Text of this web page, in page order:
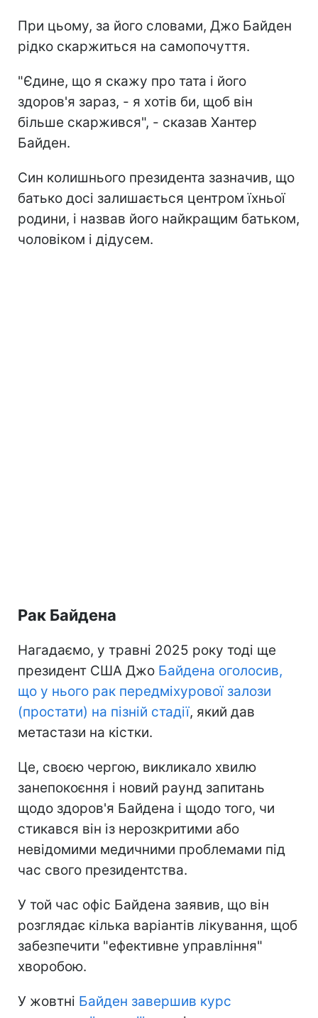
При цьому, за його словами, Джо Байден
рідко скаржиться на самопочуття.
"Єдине, що я скажу про тата і його
здоров'я зараз, - я хотів би, щоб він
більше скаржився", - сказав Хантер
Байден.
Син колишнього президента зазначив, що
батько досі залишається центром їхньої
родини, і назвав його найкращим батьком,
чоловіком і дідусем.
Рак Байдена
Нагадаємо, у травні 2025 року тоді ще
президент США Джо Байдена оголосив,
що у нього рак передміхурової залози
(простати) на пізній стадії, який дав
метастази на кістки.
Це, своєю чергою, викликало хвилю
занепокоєння і новий раунд запитань
щодо здоров'я Байдена і щодо того, чи
стикався він із нерозкритими або
невідомими медичними проблемами під
час свого президентства.
У той час офіс Байдена заявив, що він
розглядає кілька варіантів лікування, щоб
забезпечити "ефективне управління"
хворобою.
У жовтні Байден завершив курс